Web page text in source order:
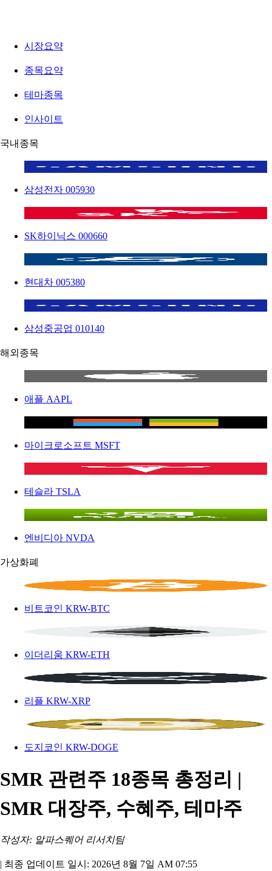
시장요약
종목요약
테마종목
인사이트
국내종목
삼성전자 005930
SK하이닉스 000660
현대차 005380
삼성중공업 010140
해외종목
애플 AAPL
마이크로소프트 MSFT
테슬라 TSLA
엔비디아 NVDA
가상화폐
비트코인 KRW-BTC
이더리움 KRW-ETH
리플 KRW-XRP
도지코인 KRW-DOGE
SMR 관련주 18종목 총정리 |
SMR 대장주, 수혜주, 테마주
작성자: 알파스퀘어 리서치팀
| 최종 업데이트 일시: 2026년 8월 7일 AM 07:55